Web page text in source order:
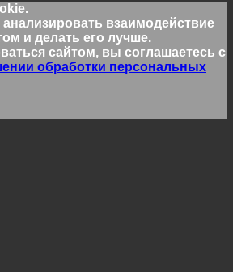
взаимодействие
и делать его лучше.
сайтом, вы соглашаетесь с
обработки персональных